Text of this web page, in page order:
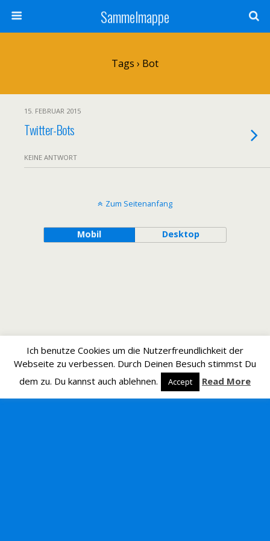
Sammelmappe
Tags › Bot
15. FEBRUAR 2015
Twitter-Bots
KEINE ANTWORT
Zum Seitenanfang
Mobil Desktop
Ich benutze Cookies um die Nutzerfreundlichkeit der
Webseite zu verbessen. Durch Deinen Besuch stimmst Du
dem zu. Du kannst auch ablehnen.
Accept Read More